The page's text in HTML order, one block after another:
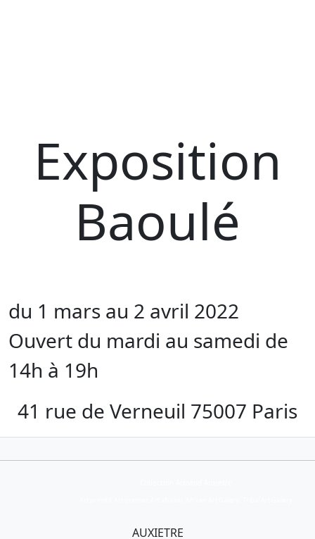
Exposition
Baoulé
du 1 mars au 2 avril 2022
Ouvert du mardi au samedi de
14h à 19h
41 rue de Verneuil 75007 Paris
AUXIETRE